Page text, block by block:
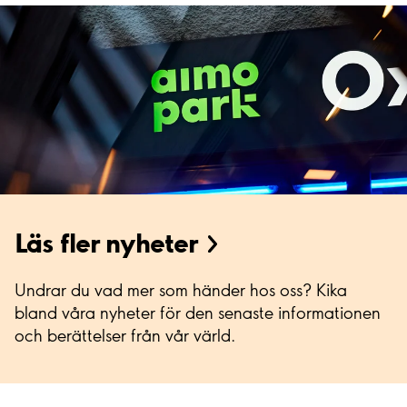
Läs fler nyheter
Undrar du vad mer som händer hos oss? Kika
bland våra nyheter för den senaste informationen
och berättelser från vår värld.